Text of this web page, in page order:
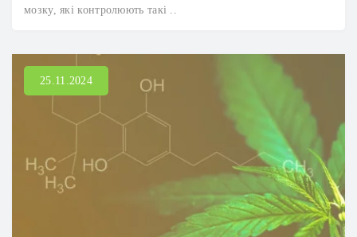
мозку, які контролюють такі ..
25.11.2024